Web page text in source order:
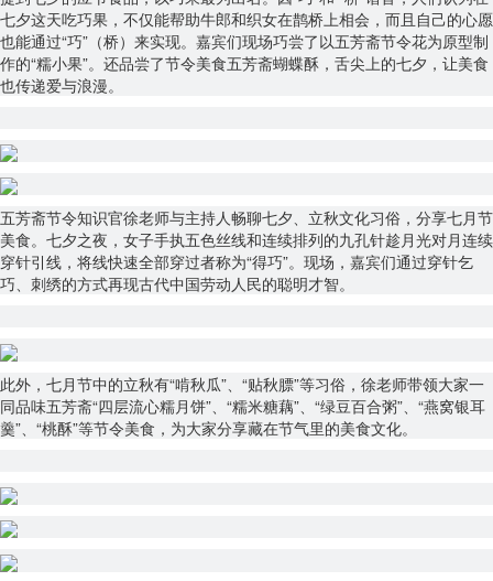
七夕这天吃巧果，不仅能帮助牛郎和织女在鹊桥上相会，而且自己的心愿
也能通过“巧”（桥）来实现。嘉宾们现场巧尝了以五芳斋节令花为原型制
作的“糯小果”。还品尝了节令美食五芳斋蝴蝶酥，舌尖上的七夕，让美食
也传递爱与浪漫。
五芳斋节令知识官徐老师与主持人畅聊七夕、立秋文化习俗，分享七月节
美食。七夕之夜，女子手执五色丝线和连续排列的九孔针趁月光对月连续
穿针引线，将线快速全部穿过者称为“得巧”。现场，嘉宾们通过穿针乞
巧、刺绣的方式再现古代中国劳动人民的聪明才智。
此外，七月节中的立秋有“啃秋瓜”、“贴秋膘”等习俗，徐老师带领大家一
同品味五芳斋“四层流心糯月饼”、“糯米糖藕”、“绿豆百合粥”、“燕窝银耳
羹”、“桃酥”等节令美食，为大家分享藏在节气里的美食文化。